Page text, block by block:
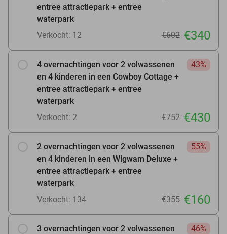
entree attractiepark + entree
waterpark
Verkocht: 12 €602 €340
4 overnachtingen voor 2 volwassenen
en 4 kinderen in een Cowboy Cottage +
entree attractiepark + entree
waterpark
43%
Verkocht: 2 €752 €430
2 overnachtingen voor 2 volwassenen
en 4 kinderen in een Wigwam Deluxe +
entree attractiepark + entree
waterpark
55%
Verkocht: 134 €355 €160
3 overnachtingen voor 2 volwassenen
46%